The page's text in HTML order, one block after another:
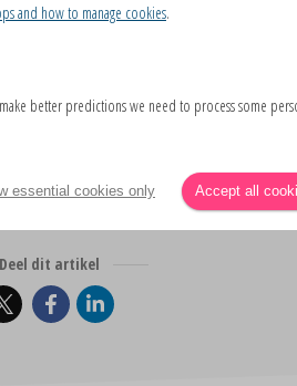
Deel dit artikel
and how to manage cookies.
better predictions we need to process some
essential cookies only Accept all